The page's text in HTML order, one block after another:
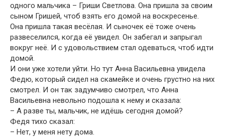
одного мальчика – Гриши Светлова. Она пришла за своим
сыном Гришей, чтоб взять его домой на воскресенье.
Она пришла такая весёлая. И сыночек её тоже очень
развеселился, когда её увидел. Он забегал и запрыгал
вокруг неё. И с удовольствием стал одеваться, чтоб идти
домой.
И они уже хотели уйти. Но тут Анна Васильевна увидела
Федю, который сидел на скамейке и очень грустно на них
смотрел. И он так задумчиво смотрел, что Анна
Васильевна невольно подошла к нему и сказала:
– А разве ты, мальчик, не идёшь сегодня домой?
Федя тихо сказал:
– Нет, у меня нету дома.